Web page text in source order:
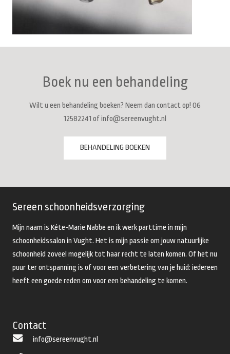
Boek nu een behandeling
Wilt u een behandeling boeken? Neem dan contact op! 06
12582241 of info@sereenvught.nl
BEHANDELING BOEKEN
Sereen schoonheidsverzorging
Mijn naam is Kéte-Marie Nabbe en ik werk parttime in mijn
schoonheidssalon in Vught. Het is mijn passie om jouw natuurlijke
schoonheid zoveel mogelijk tot haar recht te laten komen. Of het nu
puur ter ontspanning is of voor een verbetering van je huid: iedereen
heeft een goede reden om voor een behandeling te komen.
Contact
info@sereenvught.nl